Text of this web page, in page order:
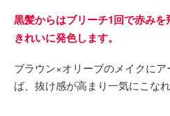
黒髪からはブリーチ1回で赤みを
きれいに発色します。
ブラウン×オリーブのメイクに
ば、抜け感が高まり一気にこな